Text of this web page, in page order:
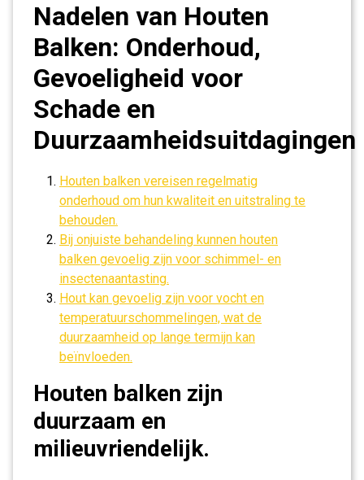
Nadelen van Houten
Balken: Onderhoud,
Gevoeligheid voor
Schade en
Duurzaamheidsuitdagingen
Houten balken vereisen regelmatig
onderhoud om hun kwaliteit en uitstraling te
behouden.
Bij onjuiste behandeling kunnen houten
balken gevoelig zijn voor schimmel- en
insectenaantasting.
Hout kan gevoelig zijn voor vocht en
temperatuurschommelingen, wat de
duurzaamheid op lange termijn kan
beïnvloeden.
Houten balken zijn
duurzaam en
milieuvriendelijk.